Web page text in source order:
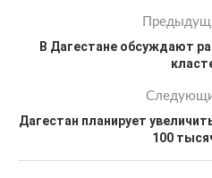
В Дагестане обсуждают
Дагестан планирует
100